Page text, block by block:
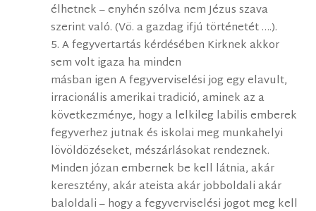
élhetnek – enyhén szólva nem Jézus szava
szerint való. (Vö. a gazdag ifjú történetét ….).
5. A fegyvertartás kérdésében Kirknek akkor
sem volt igaza ha minden
másban igen A fegyverviselési jog egy elavult,
irracionális amerikai tradició, aminek az a
következménye, hogy a lelkileg labilis emberek
fegyverhez jutnak és iskolai meg munkahelyi
lövöldözéseket, mészárlásokat rendeznek.
Minden józan embernek be kell látnia, akár
keresztény, akár ateista akár jobboldali akár
baloldali – hogy a fegyverviselési jogot meg kell